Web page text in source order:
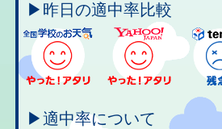
▶昨日の適中率比較
▶適中率について